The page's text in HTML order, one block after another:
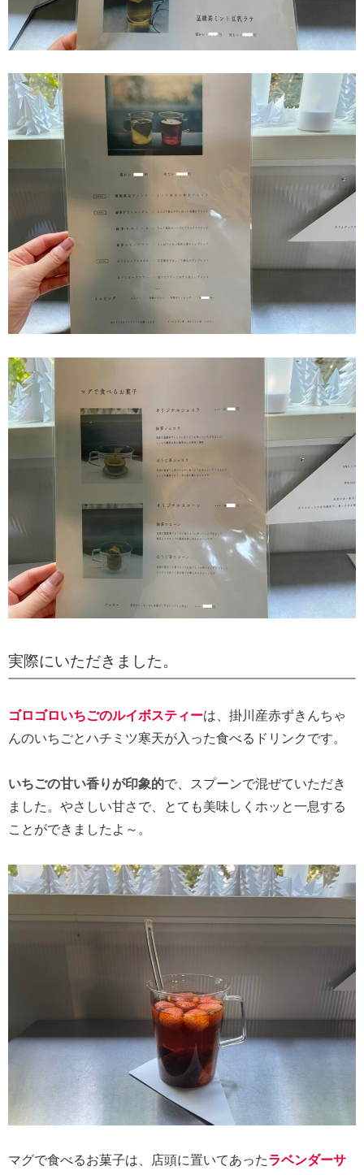
実際にいただきました。
ゴロゴロいちごのルイボスティーは、掛川産赤ずきんちゃ
んのいちごとハチミツ寒天が入った食べるドリンクです。
いちごの甘い香りが印象的で、スプーンで混ぜていただき
ました。やさしい甘さで、とても美味しくホッと一息する
ことができましたよ～。
マグで食べるお菓子は、店頭に置いてあったラベンダーサ